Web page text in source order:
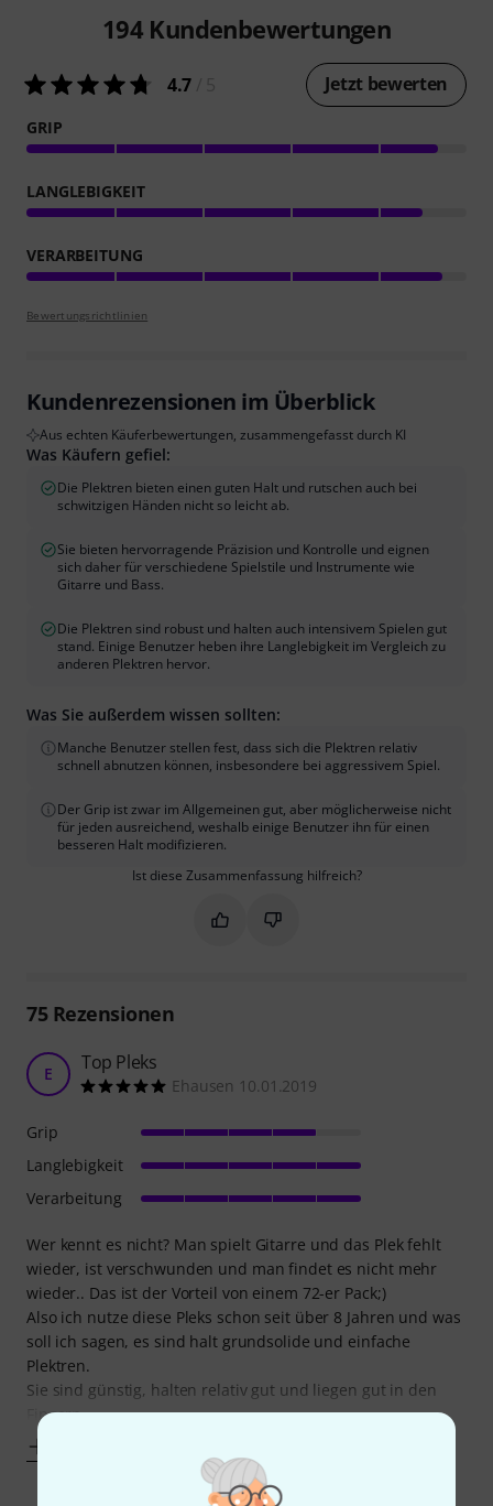
194 Kundenbewertungen
4.7 Jetzt bewerten
GRIP
LANGLEBIGKEIT
VERARBEITUNG
Bewertungsrichtlinien
Kundenrezensionen im Überblick
Aus echten Käuferbewertungen, zusammengefasst durch KI
Was Käufern gefiel:
Die Plektren bieten einen guten Halt und rutschen auch bei
schwitzigen Händen nicht so leicht ab.
Sie bieten hervorragende Präzision und Kontrolle und eignen
sich daher für verschiedene Spielstile und Instrumente wie
Gitarre und Bass.
Die Plektren sind robust und halten auch intensivem Spielen gut
stand. Einige Benutzer heben ihre Langlebigkeit im Vergleich zu
anderen Plektren hervor.
Was Sie außerdem wissen sollten:
Manche Benutzer stellen fest, dass sich die Plektren relativ
schnell abnutzen können, insbesondere bei aggressivem Spiel.
Der Grip ist zwar im Allgemeinen gut, aber möglicherweise nicht
für jeden ausreichend, weshalb einige Benutzer ihn für einen
besseren Halt modifizieren.
Ist diese Zusammenfassung hilfreich?
Markieren Sie diese
Markieren Sie diese
75Rezensionen
E Top Pleks
Ehausen 10.01.2019
Wer kennt es nicht? Man spielt Gitarre und das Plek fehlt
wieder, ist verschwunden und man findet es nicht mehr
wieder.. Das ist der Vorteil von einem 72-er Pack;)
Also ich nutze diese Pleks schon seit über 8 Jahren und was
soll ich sagen, es sind halt grundsolide und einfache
Plektren.
Sie sind günstig, halten relativ gut und liegen gut in den
Fingern.
Grip
Langlebigkeit
Verarbeitung